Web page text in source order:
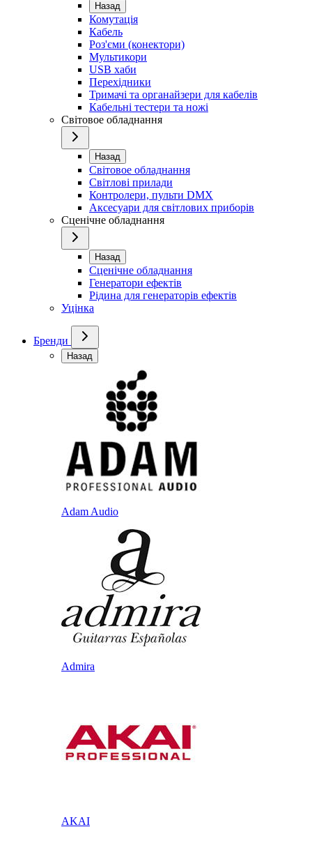
Назад
Комутація
Кабель
Роз'єми (конектори)
Мультикори
USB хаби
Перехідники
Тримачі та органайзери для кабелів
Кабельні тестери та ножі
Світовое обладнання
Назад
Світовое обладнання
Світлові прилади
Контролери, пульти DMX
Аксесуари для світлових приборів
Сценічне обладнання
Назад
Сценічне обладнання
Генератори ефектів
Рідина для генераторів ефектів
Уцінка
Бренди
Назад
Adam Audio
Admira
AKAI